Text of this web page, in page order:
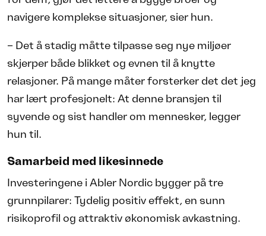
navigere komplekse situasjoner, sier hun.
– Det å stadig måtte tilpasse seg nye miljøer
skjerper både blikket og evnen til å knytte
relasjoner. På mange måter forsterker det det jeg
har lært profesjonelt: At denne bransjen til
syvende og sist handler om mennesker, legger
hun til.
Samarbeid med likesinnede
Investeringene i Abler Nordic bygger på tre
grunnpilarer: Tydelig positiv effekt, en sunn
risikoprofil og attraktiv økonomisk avkastning.